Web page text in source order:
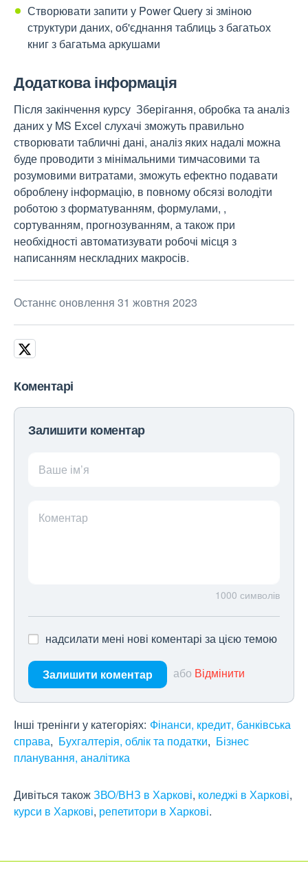
Створювати запити у Power Query зі зміною
структури даних, об'єднання таблиць з багатьох
книг з багатьма аркушами
Додаткова інформація
Після закінчення курсу Зберігання, обробка та аналіз
даних у MS Excel слухачі зможуть правильно
створювати табличні дані, аналіз яких надалі можна
буде проводити з мінімальними тимчасовими та
розумовими витратами, зможуть ефектно подавати
оброблену інформацію, в повному обсязі володіти
роботою з форматуванням, формулами, ,
сортуванням, прогнозуванням, а також при
необхідності автоматизувати робочі місця з
написанням нескладних макросів.
Останнє оновлення 31 жовтня 2023
Коментарі
Залишити коментар
Ваше ім’я
Коментар
1000 символів
надсилати мені нові коментарі за цією темою
Залишити коментар або Відмінити
Інші тренінги у категоріях: Фінанси, кредит, банківська
справа Бухгалтерія, облік та податки
Бізнес
планування, аналітика
Дивіться такожЗВО/ВНЗ в Харкові, коледжі в Харкові,
курси в Харкові, репетитори в Харкові.